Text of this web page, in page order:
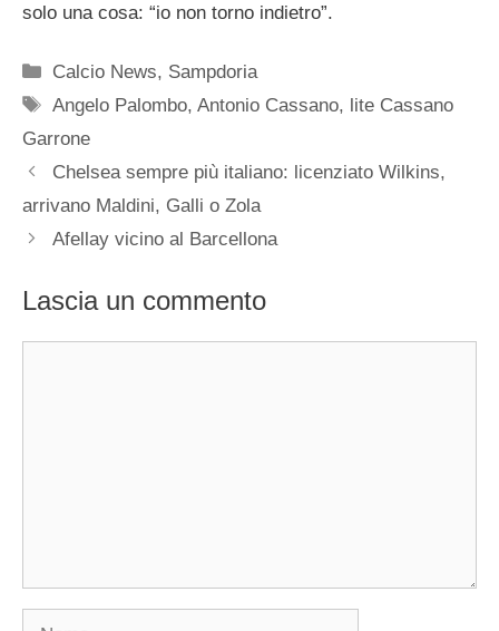
solo una cosa: “io non torno indietro”.
Categorie
Calcio News, Sampdoria
Tag
Angelo Palombo,Antonio Cassano, lite Cassano
Garrone
Chelsea sempre più italiano: licenziato Wilkins,
arrivano Maldini, Galli o Zola
Afellay vicino al Barcellona
Lascia un commento